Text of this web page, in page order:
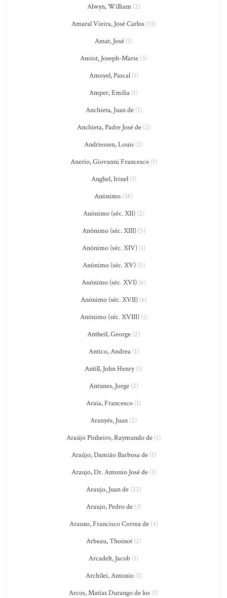
Alwyn, William(2)
Amaral Vieira, José Carlos (13)
Amat, José (1)
Amiot, Joseph-Marie (3)
Amoyel, Pascal(1)
Amper, Emilia (1)
Anchieta, Juan de(1)
Anchieta, Padre José de(2)
Andriessen, Louis (2)
Anerio, Giovanni Francesco(1)
Anghel, Irinel(1)
Anônimo (38)
Anônimo (séc. XII)(2)
Anônimo (séc. XIII)(5)
Anônimo (séc. XIV)(1)
Anônimo (séc. XV)(5)
Anônimo (séc. XVI)(6)
Anônimo (séc. XVII)(6)
Anônimo (séc. XVIII)(1)
Antheil, George (2)
Antico, Andrea(1)
Antill, John Henry(1)
Antunes, Jorge(2)
Araia, Francesco (1)
Aranyés, Juan (2)
Araújo Pinheiro, Raymundo de (1)
Araújo, Damião Barbosa de(1)
Araujo, Dr. Antonio José de(1)
Araujo, Juan de(22)
Araujo, Pedro de(3)
Arauxo, Francisco Correa de(4)
Arbeau, Thoinot(2)
Arcadelt, Jacob (1)
Archilei, Antonio(1)
Arcos, Matías Durango de los (1)